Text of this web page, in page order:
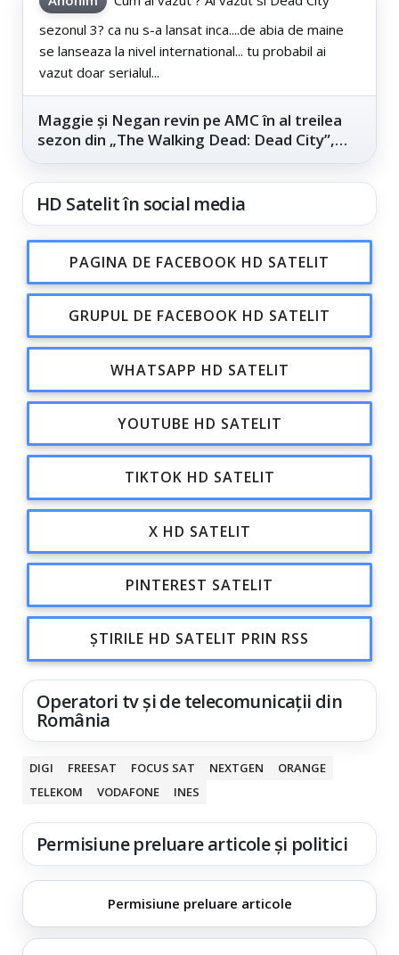
sezonul 3? ca nu s-a lansat inca....de abia de maine
se lanseaza la nivel international... tu probabil ai
vazut doar serialul...
Maggie și Negan revin pe AMC în al treilea
sezon din „The Walking Dead: Dead City”,
HD Satelit în social media
PAGINA DE FACEBOOK HD SATELIT
GRUPUL DE FACEBOOK HD SATELIT
WHATSAPP HD SATELIT
YOUTUBE HD SATELIT
TIKTOK HD SATELIT
X HD SATELIT
PINTEREST SATELIT
ȘTIRILE HD SATELIT PRIN RSS
Operatori tv și de telecomunicații din
România
DIGI FREESAT FOCUS SAT NEXTGEN
ORANGE
TELEKOM
VODAFONE INES
Permisiune preluare articole și politici
Permisiune preluare articole